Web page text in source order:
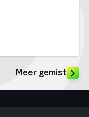
Meer gemist